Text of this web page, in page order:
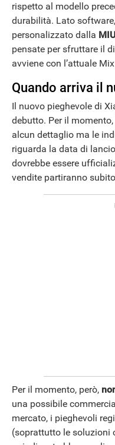
rispetto al modello
durabilità. Lato
personalizzato dalla
pensate per sfruttare il
avviene con l’attuale
Quando arriva il
Il nuovo pieghevole di
debutto. Per il
alcun dettaglio ma le
riguarda la data di
dovrebbe essere
vendite partiranno
Per il momento, però,
una possibile
mercato, i pieghevoli
(soprattutto le soluzioni